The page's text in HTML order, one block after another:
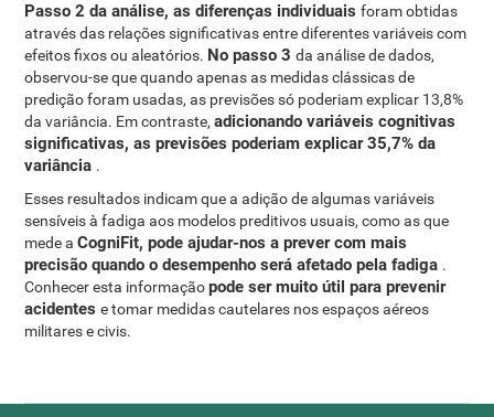
Passo 2 da análise, as diferenças individuaisforam obtidas
através das relações significativas entre diferentes variáveis ​​com
efeitos fixos ou aleatórios. No passo 3da análise de dados,
observou-se que quando apenas as medidas clássicas de
predição foram usadas, as previsões só poderiam explicar 13,8%
da variância. Em contraste,adicionando variáveis ​​cognitivas
significativas, as previsões poderiam explicar 35,7% da
variância .
Esses resultados indicam que a adição de algumas variáveis ​​
sensíveis à fadiga aos modelos preditivos usuais, como as que
mede aCogniFit, pode ajudar-nos a prever com mais
precisão quando o desempenho será afetado pela fadiga .
Conhecer esta informaçãopode ser muito útil para prevenir
acidentese tomar medidas cautelares nos espaços aéreos
militares e civis.